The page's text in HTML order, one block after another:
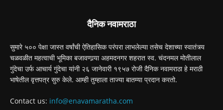
दैनिक नवामराठा
सुमारे ५०० पेक्षा जास्त वर्षांची ऐतिहासिक परंपरा लाभलेल्या तसेच देशाच्या स्वातंत्र्य
चळवळीत महत्वाची भूमिका बजावणार्‍या अहमदनगर शहरात स्व. चंदनमल मोतीलाल
गुंदेचा उर्फ आचार्य गुंदेचा यांनी २६ जानेवारी १९५७ रोजी दैनिक नवामराठा हे मराठी
भाषेतील वृत्तपत्र सुरु केले. आम्ही तुम्हाला ताज्या बातम्या प्रदान करतो.
Contact us: info@enavamaratha.com